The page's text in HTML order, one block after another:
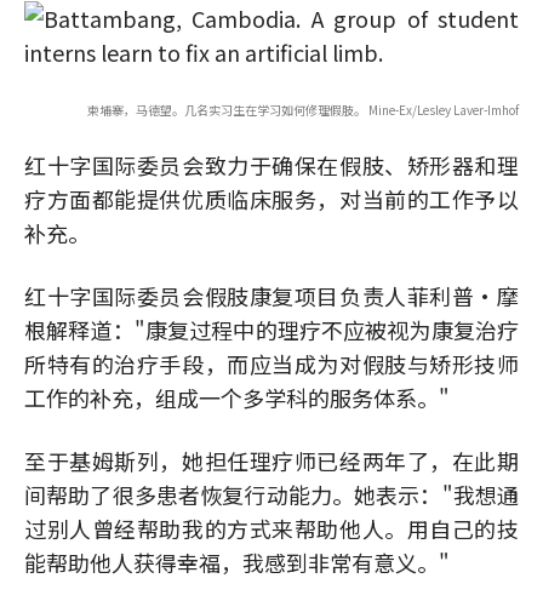
柬埔寨，马德望。几名实习生在学习如何修理假肢。 Mine-Ex/Lesley Laver-Imhof
红十字国际委员会致力于确保在假肢、矫形器和理
疗方面都能提供优质临床服务，对当前的工作予以
补充。
红十字国际委员会假肢康复项目负责人菲利普·摩
根解释道："康复过程中的理疗不应被视为康复治疗
所特有的治疗手段，而应当成为对假肢与矫形技师
工作的补充，组成一个多学科的服务体系。"
至于基姆斯列，她担任理疗师已经两年了，在此期
间帮助了很多患者恢复行动能力。她表示："我想通
过别人曾经帮助我的方式来帮助他人。用自己的技
能帮助他人获得幸福，我感到非常有意义。"